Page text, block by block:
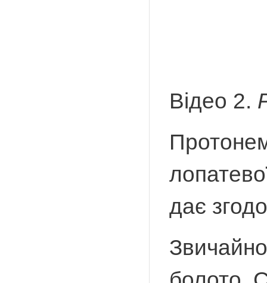
Відео 2.
дає